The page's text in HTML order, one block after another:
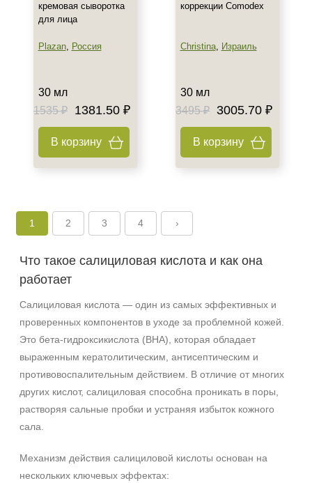
кремовая сыворотка
для лица
Plazan, Россия
30 мл
1535 ₽
1381.50 ₽
В корзину
коррекции Comodex
Christina, Израиль
30 мл
3495 ₽
3005.70 ₽
В корзину
1 2 3 4 ›
Что такое салициловая кислота и как она
работает
Салициловая кислота — один из самых эффективных и
проверенных компонентов в уходе за проблемной кожей.
Это бета‑гидроксикислота (BHA), которая обладает
выраженным кератолитическим, антисептическим и
противовоспалительным действием. В отличие от многих
других кислот, салициловая способна проникать в поры,
растворяя сальные пробки и устраняя избыток кожного
сала.
Механизм действия салициловой кислоты основан на
нескольких ключевых эффектах:
+7 (495) 640-58-89